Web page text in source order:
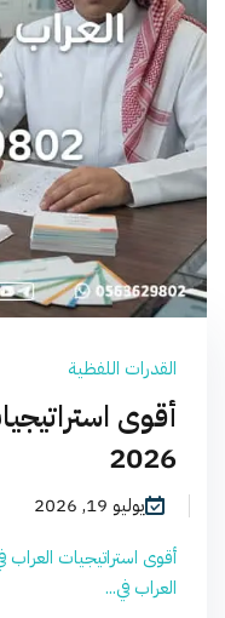
القدرات اللفظية
أقوى
2026
يوليو 19, 2026
أقوى استراتيجيات
العراب في...